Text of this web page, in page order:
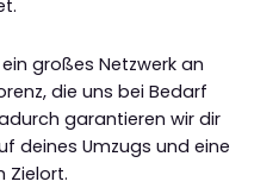
großes Netzwerk an
die uns bei Bedarf
garantieren wir dir
deines Umzugs und eine
Zielort.